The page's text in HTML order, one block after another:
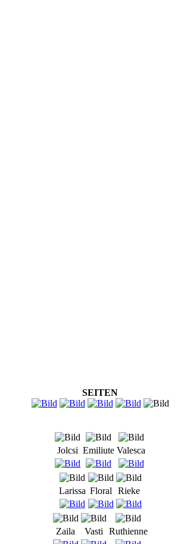
SEITEN
Jolcsi Emiliute Valesca
Larissa Floral Rieke
Zaila Vasti Ruthienne